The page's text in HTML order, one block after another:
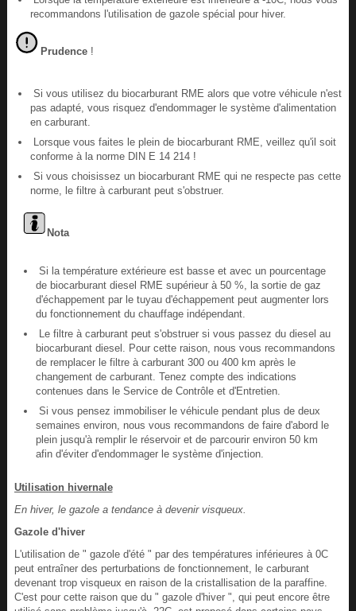
recommandons l'utilisation de gazole spécial pour hiver.
Prudence!
Si vous utilisez du biocarburant RME alors que votre véhicule n'est
pas adapté, vous risquez d'endommager le système d'alimentation
en carburant.
Lorsque vous faites le plein de biocarburant RME, veillez qu'il soit
conforme à la norme DIN E 14 214 !
Si vous choisissez un biocarburant RME qui ne respecte pas cette
norme, le filtre à carburant peut s'obstruer.
Nota
Si la température extérieure est basse et avec un pourcentage
de biocarburant diesel RME supérieur à 50 %, la sortie de gaz
d'échappement par le tuyau d'échappement peut augmenter lors
du fonctionnement du chauffage indépendant.
Le filtre à carburant peut s'obstruer si vous passez du diesel au
biocarburant diesel. Pour cette raison, nous vous recommandons
de remplacer le filtre à carburant 300 ou 400 km après le
changement de carburant. Tenez compte des indications
contenues dans le Service de Contrôle et d'Entretien.
Si vous pensez immobiliser le véhicule pendant plus de deux
semaines environ, nous vous recommandons de faire d'abord le
plein jusqu'à remplir le réservoir et de parcourir environ 50 km
afin d'éviter d'endommager le système d'injection.
Utilisation hivernale
En hiver, le gazole a tendance à devenir visqueux.
Gazole d'hiver
L'utilisation de " gazole d'été " par des températures inférieures à 0C
peut entraîner des perturbations de fonctionnement, le carburant
devenant trop visqueux en raison de la cristallisation de la paraffine.
C'est pour cette raison que du " gazole d'hiver ", qui peut encore être